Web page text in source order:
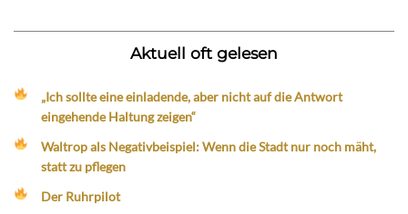
Aktuell oft gelesen
„Ich sollte eine einladende, aber nicht auf die Antwort
eingehende Haltung zeigen“
Waltrop als Negativbeispiel: Wenn die Stadt nur noch mäht,
statt zu pflegen
Der Ruhrpilot